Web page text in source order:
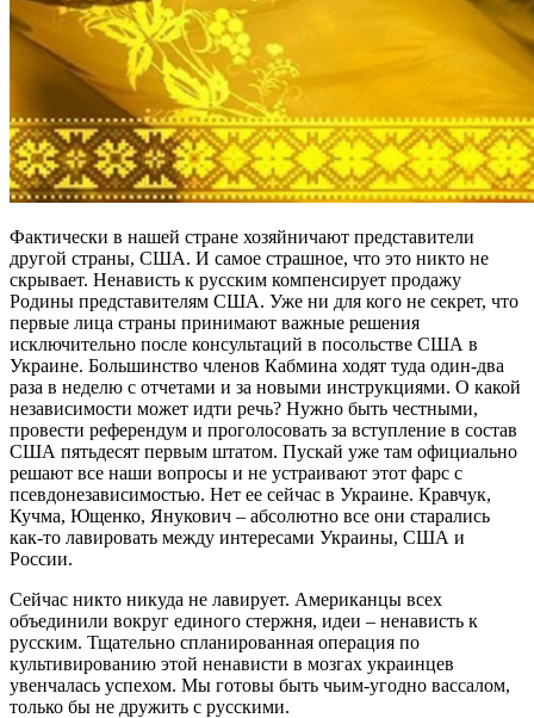
Фактически в нашей стране хозяйничают представители
другой страны, США. И самое страшное, что это никто не
скрывает. Ненависть к русским компенсирует продажу
Родины представителям США. Уже ни для кого не секрет, что
первые лица страны принимают важные решения
исключительно после консультаций в посольстве США в
Украине. Большинство членов Кабмина ходят туда один-два
раза в неделю с отчетами и за новыми инструкциями. О какой
независимости может идти речь? Нужно быть честными,
провести референдум и проголосовать за вступление в состав
США пятьдесят первым штатом. Пускай уже там официально
решают все наши вопросы и не устраивают этот фарс с
псевдонезависимостью. Нет ее сейчас в Украине. Кравчук,
Кучма, Ющенко, Янукович – абсолютно все они старались
как-то лавировать между интересами Украины, США и
России.
Сейчас никто никуда не лавирует. Американцы всех
объединили вокруг единого стержня, идеи – ненависть к
русским. Тщательно спланированная операция по
культивированию этой ненависти в мозгах украинцев
увенчалась успехом. Мы готовы быть чьим-угодно вассалом,
только бы не дружить с русскими.